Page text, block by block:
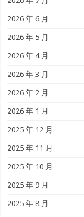
2026 年 6 月
2026 年 5 月
2026 年 4 月
2026 年 3 月
2026 年 2 月
2026 年 1 月
2025 年 12 月
2025 年 11 月
2025 年 10 月
2025 年 9 月
2025 年 8 月